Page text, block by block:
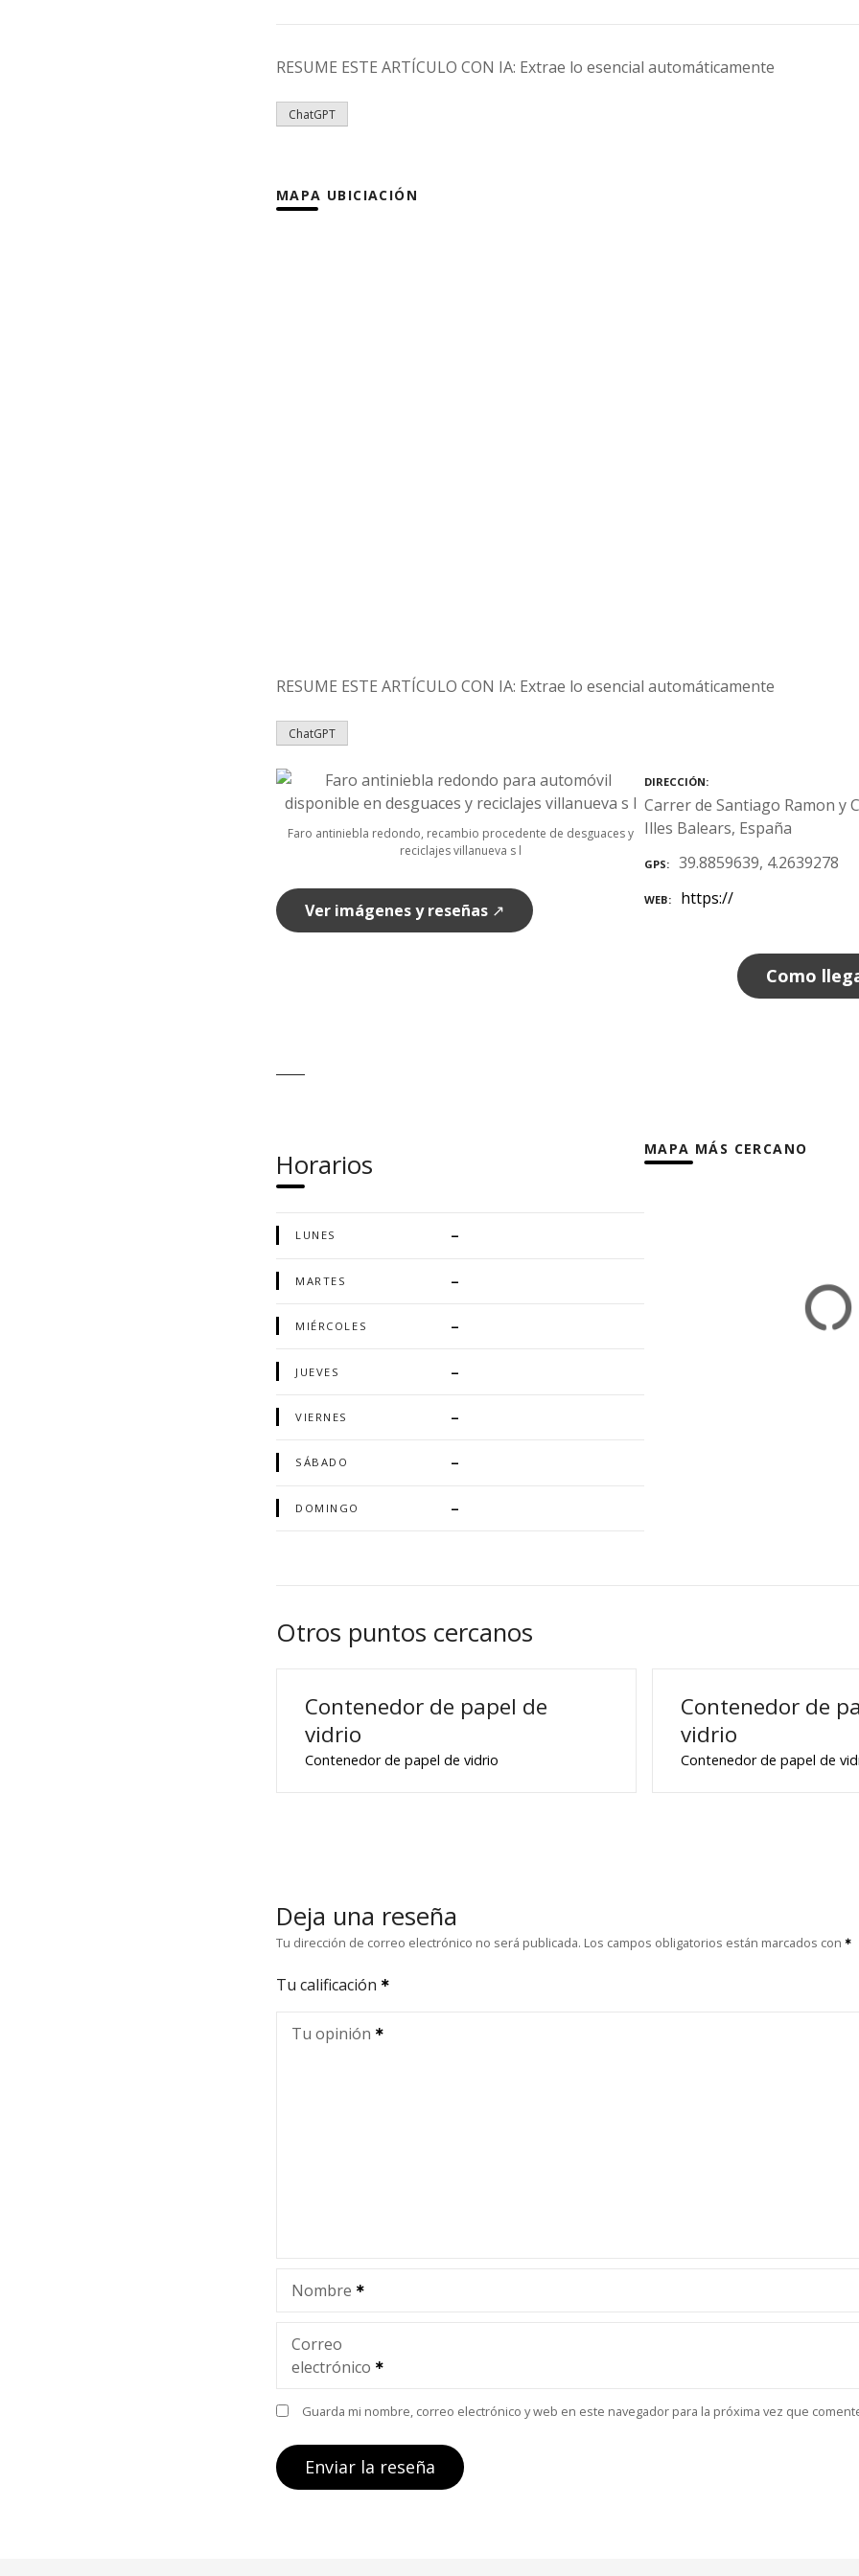
RESUME ESTE ARTÍCULO CON IA: Extrae lo esencial automáticamente
ChatGPT
MAPA UBICIACIÓN
RESUME ESTE ARTÍCULO CON IA: Extrae lo esencial automáticamente
ChatGPT
Faro antiniebla redondo, recambio procedente de desguaces y
reciclajes villanueva s l
Ver imágenes y reseñas ↗
DIRECCIÓN
Carrer de Santiago Ramon y
Illes Balears, España
GPS 39.8859639, 4.2639278
WEB https://
Como
Horarios
LUNES –
MARTES –
MIÉRCOLES –
JUEVES –
VIERNES –
SÁBADO –
DOMINGO –
MAPA MÁS CERCANO
Otros puntos cercanos
Contenedor de papel de
vidrio
Contenedor de papel de vidrio
Contenedor de
vidrio
Contenedor de papel de
Deja una reseña
Tu dirección de correo electrónico no será publicada. Los campos obligatorios están marcados con
Tu calificación
Tu opinión
Nombre
Correo
electrónico
Guarda mi nombre, correo electrónico y web en este navegador para la próxima vez que